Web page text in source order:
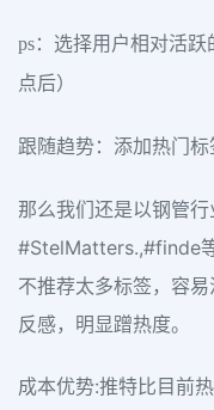
ps：选择用户相对活
点后）
跟随趋势：添加热门标
那么我们还是以钢管
#StelMatters.,#finde
不推荐太多标签，容
反感，明显蹭热度。
成本优势:推特比目前